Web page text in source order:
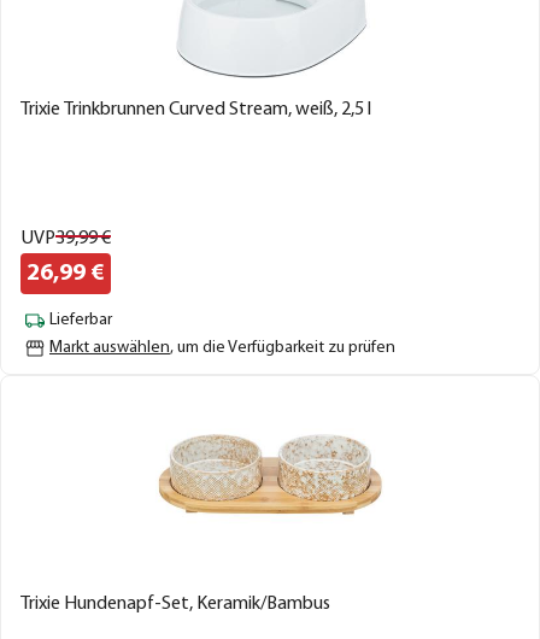
Trixie Trinkbrunnen Curved Stream, weiß, 2,5 l
UVP39,99€
26,99 €
Lieferbar
Markt auswählen, um die Verfügbarkeit zu prüfen
Trixie Hundenapf-Set, Keramik/Bambus